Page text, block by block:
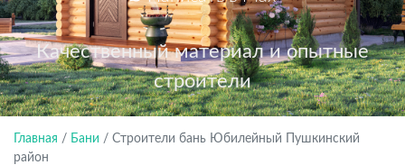
Качественный материал и опытные
строители
Главная / Бани / Строители бань Юбилейный Пушкинский
район